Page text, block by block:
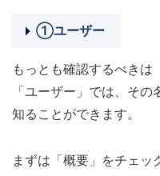
①ユーザー
もっとも確認するべきは
「ユーザー」では、そ
知ることができます。
まずは「概要」をチェッ